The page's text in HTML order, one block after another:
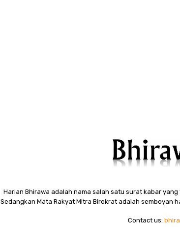
Harian Bhirawa adalah nama salah satu surat kabar
Sedangkan Mata Rakyat Mitra Birokrat adalah semboyan
Contact us: